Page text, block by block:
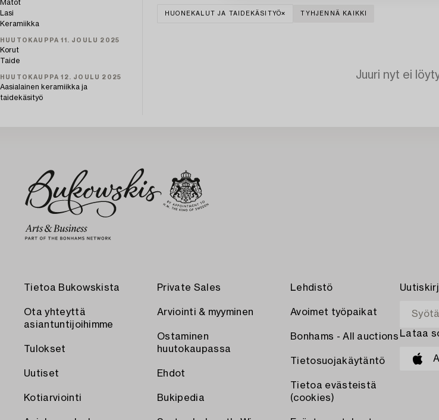
Matot
Lasi
Keramiikka
HUUTOKAUPPA 11. JOULU 2025
Korut
Taide
HUUTOKAUPPA 12. JOULU 2025
Aasialainen keramiikka ja
taidekäsityö
HUONEKALUT JA TAIDEKÄSITYÖ TYHJENNÄ KAIKKI
Juuri nyt ei
Tietoa Bukowskista
Ota yhteyttä
asiantuntijoihimme
Tulokset
Uutiset
Kotiarviointi
Private Sales
Arviointi & myyminen
Ostaminen
huutokaupassa
Ehdot
Bukipedia
Lehdistö
Avoimet työpaikat
Bonhams - All auctions
Tietosuojakäytäntö
Tietoa evästeistä
(cookies)
Lataa